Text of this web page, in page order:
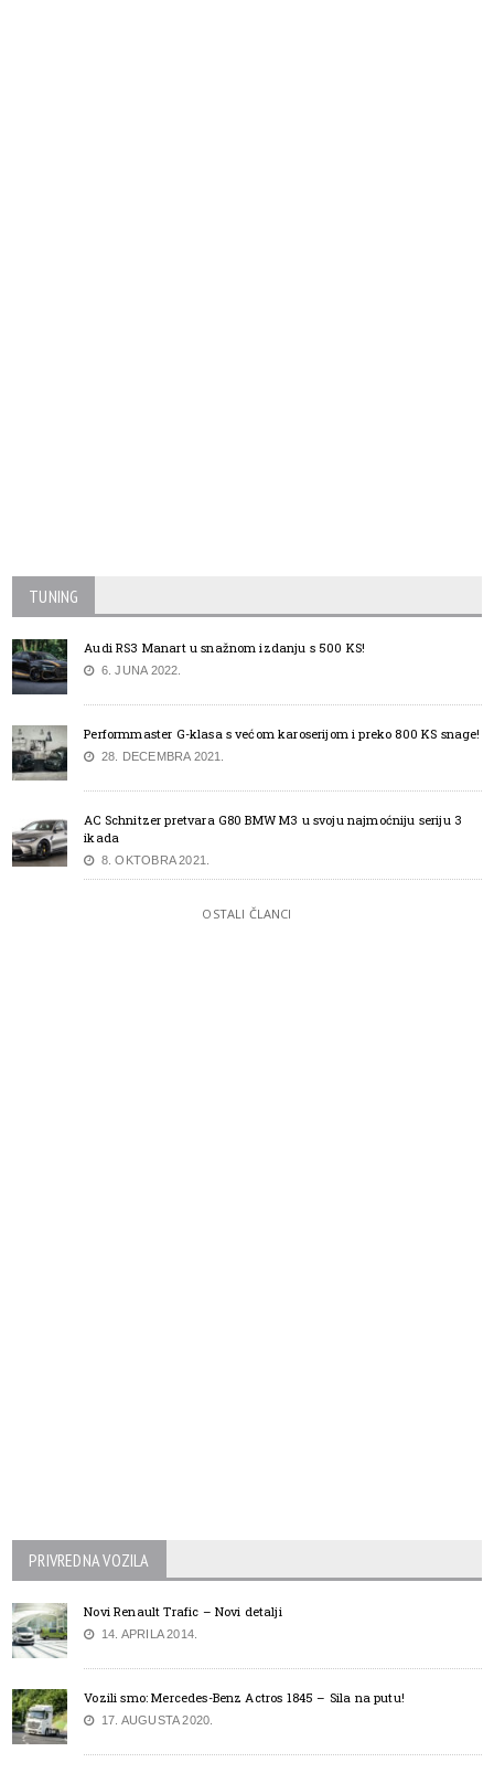
TUNING
Audi RS3 Manart u snažnom izdanju s 500 KS!
6. JUNA 2022.
Performmaster G-klasa s većom karoserijom i preko 800 KS snage!
28. DECEMBRA 2021.
AC Schnitzer pretvara G80 BMW M3 u svoju najmoćniju seriju 3
ikada
8. OKTOBRA 2021.
OSTALI ČLANCI
PRIVREDNA VOZILA
Novi Renault Trafic – Novi detalji
14. APRILA 2014.
Vozili smo: Mercedes-Benz Actros 1845 – Sila na putu!
17. AUGUSTA 2020.